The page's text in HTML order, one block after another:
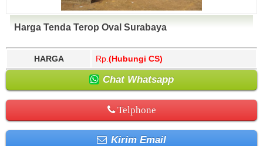
Harga Tenda Terop Oval Surabaya
HARGA Rp. (Hubungi CS)
Chat Whatsapp
Telphone
Kirim Email